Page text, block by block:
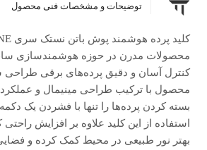
توضیحات و مشخصات فنی محصول
محصولات مدرن در حوزه هوشمندسازی
کنترل آسان و دقیق پرده‌های برقی
محصول با ترکیب طراحی مینیمال و عملکرد
بسته کردن پرده‌ها را تنها با فشردن یک
استفاده از این کلید علاوه بر افزایش راحتی
بهتر نور طبیعی در محیط کمک کرده و